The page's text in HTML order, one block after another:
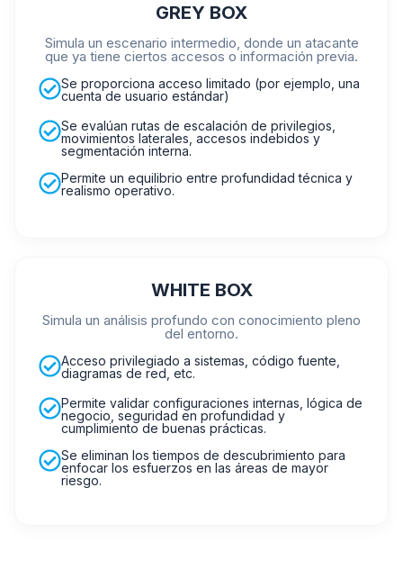
GREY BOX
Simula un escenario intermedio, donde un atacante
que ya tiene ciertos accesos o información previa.
Se proporciona acceso limitado (por ejemplo, una
cuenta de usuario estándar)
Se evalúan rutas de escalación de privilegios,
movimientos laterales, accesos indebidos y
segmentación interna.
Permite un equilibrio entre profundidad técnica y
realismo operativo.
WHITE BOX
Simula un análisis profundo con conocimiento pleno
del entorno.
Acceso privilegiado a sistemas, código fuente,
diagramas de red, etc.
Permite validar configuraciones internas, lógica de
negocio, seguridad en profundidad y
cumplimiento de buenas prácticas.
Se eliminan los tiempos de descubrimiento para
enfocar los esfuerzos en las áreas de mayor
riesgo.